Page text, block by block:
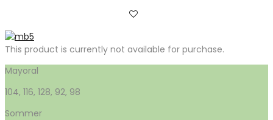
This product is currently not available for purchase.
Mayoral
104, 116, 128, 92, 98
Sommer